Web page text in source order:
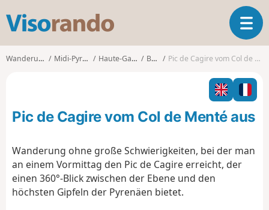
s
o
o
T
o
g
l
n
a
g
Wanderungen Midi-Pyrénées Haute-Garonne Boutx Pic de Cagire vom Col de Menté aus
Pic de Cagire vom Col de Menté aus
Wanderung ohne große Schwierigkeiten, bei der man
an einem Vormittag den Pic de Cagire erreicht, der
einen 360°-Blick zwischen der Ebene und den
höchsten Gipfeln der Pyrenäen bietet.